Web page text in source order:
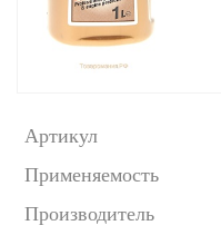
Артикул
Применяемость
Производитель